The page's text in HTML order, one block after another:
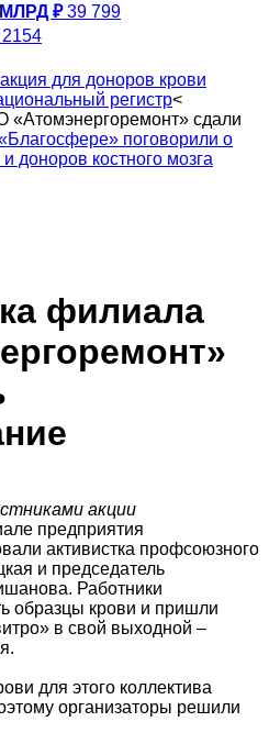
МЛРД ₽ 39 799
2154
для доноров крови
регистр<
«Атомэнергоремонт» сдали
поговорили о
доноров костного мозга
филиала
акции
предприятия
активистка профсоюзного
и председатель
Работники
образцы крови и пришли
в свой выходной –
для этого коллектива
организаторы решили